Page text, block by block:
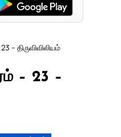
– திருவிவிலியம்
– 23 –